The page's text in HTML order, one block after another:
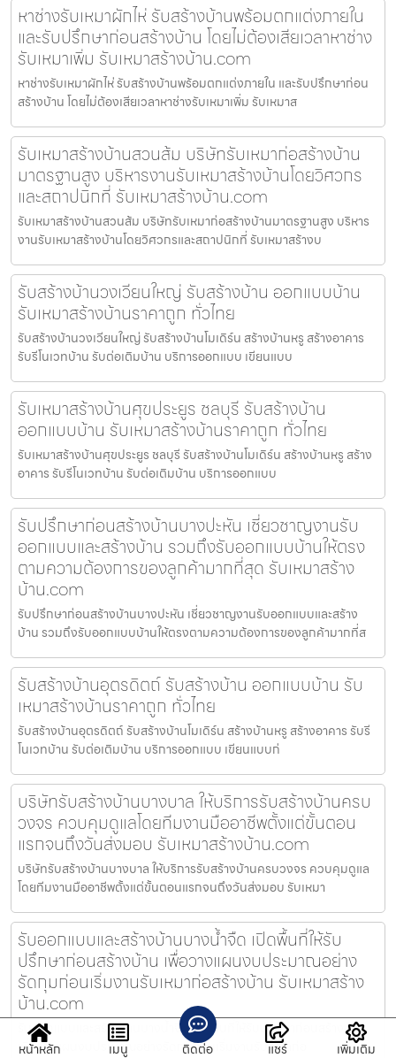
หาช่างรับเหมาผักไห่ รับสร้างบ้านพร้อมตกแต่งภายใน
และรับปรึกษาก่อนสร้างบ้าน โดยไม่ต้องเสียเวลาหาช่าง
รับเหมาเพิ่ม รับเหมาสร้างบ้าน.com
หาช่างรับเหมาผักไห่ รับสร้างบ้านพร้อมตกแต่งภายใน และรับปรึกษาก่อน
สร้างบ้าน โดยไม่ต้องเสียเวลาหาช่างรับเหมาเพิ่ม รับเหมาส
รับเหมาสร้างบ้านสวนส้ม บริษัทรับเหมาก่อสร้างบ้าน
มาตรฐานสูง บริหารงานรับเหมาสร้างบ้านโดยวิศวกร
และสถาปนิกที่ รับเหมาสร้างบ้าน.com
รับเหมาสร้างบ้านสวนส้ม บริษัทรับเหมาก่อสร้างบ้านมาตรฐานสูง บริหาร
งานรับเหมาสร้างบ้านโดยวิศวกรและสถาปนิกที่ รับเหมาสร้างบ
รับสร้างบ้านวงเวียนใหญ่ รับสร้างบ้าน ออกแบบบ้าน
รับเหมาสร้างบ้านราคาถูก ทั่วไทย
รับสร้างบ้านวงเวียนใหญ่ รับสร้างบ้านโมเดิร์น สร้างบ้านหรู สร้างอาคาร
รับรีโนเวทบ้าน รับต่อเติมบ้าน บริการออกแบบ เขียนแบบ
รับเหมาสร้างบ้านศุขประยูร ชลบุรี รับสร้างบ้าน
ออกแบบบ้าน รับเหมาสร้างบ้านราคาถูก ทั่วไทย
รับเหมาสร้างบ้านศุขประยูร ชลบุรี รับสร้างบ้านโมเดิร์น สร้างบ้านหรู สร้าง
อาคาร รับรีโนเวทบ้าน รับต่อเติมบ้าน บริการออกแบบ
รับปรึกษาก่อนสร้างบ้านบางปะหัน เชี่ยวชาญงานรับ
ออกแบบและสร้างบ้าน รวมถึงรับออกแบบบ้านให้ตรง
ตามความต้องการของลูกค้ามากที่สุด รับเหมาสร้าง
บ้าน.com
รับปรึกษาก่อนสร้างบ้านบางปะหัน เชี่ยวชาญงานรับออกแบบและสร้าง
บ้าน รวมถึงรับออกแบบบ้านให้ตรงตามความต้องการของลูกค้ามากที่ส
รับสร้างบ้านอุตรดิตถ์ รับสร้างบ้าน ออกแบบบ้าน รับ
เหมาสร้างบ้านราคาถูก ทั่วไทย
รับสร้างบ้านอุตรดิตถ์ รับสร้างบ้านโมเดิร์น สร้างบ้านหรู สร้างอาคาร รับรี
โนเวทบ้าน รับต่อเติมบ้าน บริการออกแบบ เขียนแบบก่
บริษัทรับสร้างบ้านบางบาล ให้บริการรับสร้างบ้านครบ
วงจร ควบคุมดูแลโดยทีมงานมืออาชีพตั้งแต่ขั้นตอน
แรกจนถึงวันส่งมอบ รับเหมาสร้างบ้าน.com
บริษัทรับสร้างบ้านบางบาล ให้บริการรับสร้างบ้านครบวงจร ควบคุมดูแล
โดยทีมงานมืออาชีพตั้งแต่ขั้นตอนแรกจนถึงวันส่งมอบ รับเหมา
รับออกแบบและสร้างบ้านบางน้ำจืด เปิดพื้นที่ให้รับ
ปรึกษาก่อนสร้างบ้าน เพื่อวางแผนงบประมาณอย่าง
รัดกุมก่อนเริ่มงานรับเหมาก่อสร้างบ้าน รับเหมาสร้าง
บ้าน.com
รับออกแบบและสร้างบ้านบางน้ำจืด เปิดพื้นที่ให้รับปรึกษาก่อนสร้างบ้าน
เพื่อวางแผนงบประมาณอย่างรัดกุมก่อนเริ่มงานรับเหมาก่อ
หน้าหลัก เมนู ติดต่อ แชร์ เพิ่มเติม